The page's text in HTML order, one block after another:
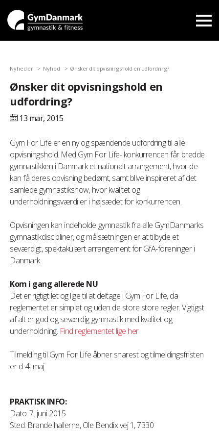
Nyheder Nyhed Ønsker dit opvisningshold en udfordring?
Ønsker dit opvisningshold en
udfordring?
13 mar, 2015
Gym For Life er en ny og spændende udfordring til alle
opvisningshold. Med Gym For Life- konkurrencen får bredde
gymnastikken i Danmark et nationalt arrangement, hvor de
kan få deres opvisning bedømt, samt blive inspireret af det
samlede gymnastikshow, hvor kvalitet og
underholdningsværdi er i højsædet for konkurrencen.
Opvisningen kan indeholde gymnastik fra alle GymDanmarks
gymnastikdiscipliner, og målsætningen er at tilbyde et
seværdigt, spektakulært arrangement for GfA-foreninger i
Danmark.
Kom i gang allerede NU
Det er rigtigt let og lige til at deltage i Gym For Life, da
reglementet er simplet og uden de store store regler. Vigtigst
af alt er god og seværdig gymnastik med kvalitet og
underholdning. Find reglementet lige her
Tilmelding til Gym For Life åbner snarest og tilmeldingsfristen
er d. 4. maj.
PRAKTISK INFO:
Dato: 7. juni 2015
Sted: Brande hallerne, Ole Bendix vej 1, 7330